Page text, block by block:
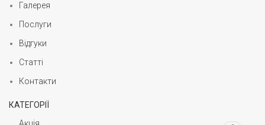
Галерея
Послуги
Відгуки
Статті
Контакти
КАТЕГОРІЇ